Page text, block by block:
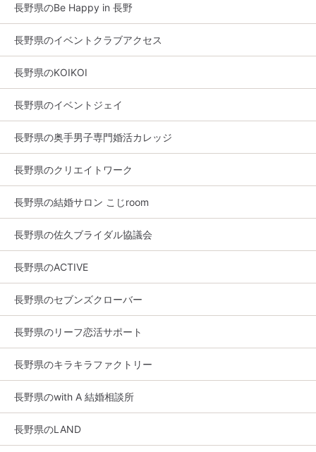
長野県のBe Happy in 長野
長野県のイベントクラブアクセス
長野県のKOIKOI
長野県のイベントジェイ
長野県の奥手男子専門婚活カレッジ
長野県のクリエイトワーク
長野県の結婚サロン こじroom
長野県の佐久ブライダル協議会
長野県のACTIVE
長野県のセブンズクローバー
長野県のリーフ恋活サポート
長野県のキラキラファクトリー
長野県のwith A 結婚相談所
長野県のLAND